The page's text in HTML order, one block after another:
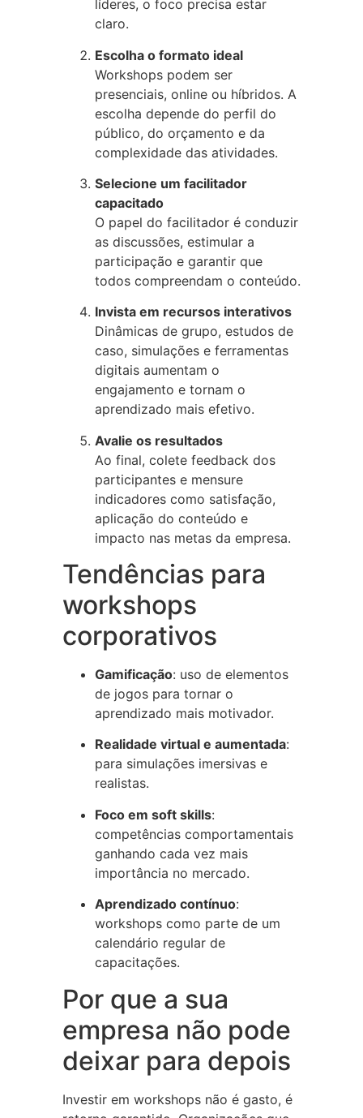
líderes, o foco precisa estar
claro.
Escolha o formato ideal
Workshops podem ser
presenciais, online ou híbridos. A
escolha depende do perfil do
público, do orçamento e da
complexidade das atividades.
Selecione um facilitador
capacitado
O papel do facilitador é conduzir
as discussões, estimular a
participação e garantir que
todos compreendam o conteúdo.
Invista em recursos interativos
Dinâmicas de grupo, estudos de
caso, simulações e ferramentas
digitais aumentam o
engajamento e tornam o
aprendizado mais efetivo.
Avalie os resultados
Ao final, colete feedback dos
participantes e mensure
indicadores como satisfação,
aplicação do conteúdo e
impacto nas metas da empresa.
Tendências para
workshops
corporativos
Gamificação: uso de elementos
de jogos para tornar o
aprendizado mais motivador.
Realidade virtual e aumentada:
para simulações imersivas e
realistas.
Foco em soft skills:
competências comportamentais
ganhando cada vez mais
importância no mercado.
Aprendizado contínuo:
workshops como parte de um
calendário regular de
capacitações.
Por que a sua
empresa não pode
deixar para depois
Investir em workshops não é gasto, é